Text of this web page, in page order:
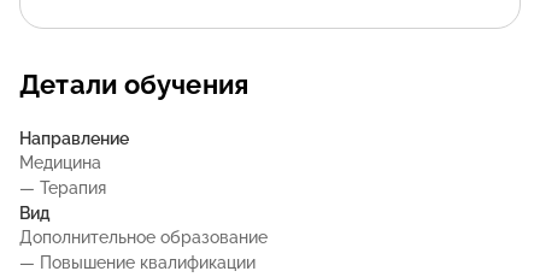
Детали обучения
Направление
Медицина
— Терапия
Вид
Дополнительное образование
— Повышение квалификации